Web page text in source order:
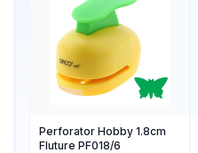
Perforator Hobby 1.8cm
Fluture PF018/6